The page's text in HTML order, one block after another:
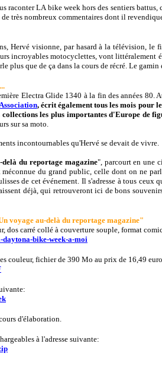
raconter LA bike week hors des sentiers
très nombreux commentaires dont il
Hervé visionne, par hasard à la télévision,
incroyables motocyclettes, vont
plus que de ça dans la cours de récré. Le
Electra Glide 1340 à la fin des années
, écrit également tous les mois pour
collections les plus importantes d'Europe de
sur sa moto.
incontournables qu'Hervé se devait de vivre.
du reportage magazine", parcourt en une
du grand public, celle dont on ne
de cet événement. Il s'adresse à tous
déjà, qui retrouveront ici de bons
voyage au-delà du reportage magazine"
dos carré collé à couverture souple, format
bike-week-a-moi
couleur, fichier de 390 Mo au prix de 16,49
d'élaboration.
à l'adresse suivante: